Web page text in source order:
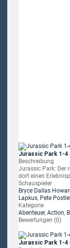
Jurassic Park 1-
Beschreibung
Jurassic Park: Der
dort einen
Schauspieler
Bryce Dallas
Lapkus, Pete
Kategorie
Abenteuer, Action,
Bewertungen (0)
Jurassic Park 1-